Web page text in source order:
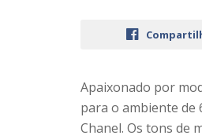
Apaixonado por
para o ambiente de
Chanel. Os tons de